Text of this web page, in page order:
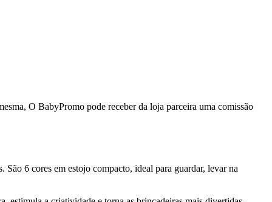
O BabyPromo pode receber da loja parceira uma comissão
6 cores em estojo compacto, ideal para guardar, levar na